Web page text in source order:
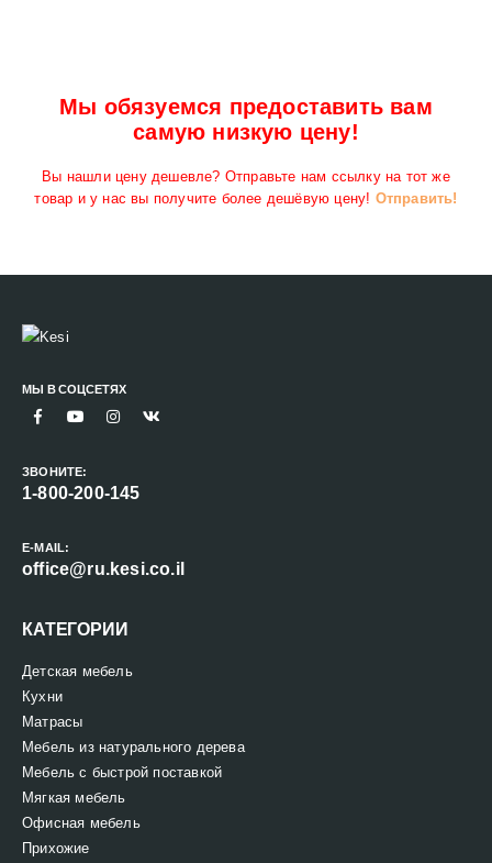
Мы обязуемся предоставить вам
самую низкую цену!
Вы нашли цену дешевле? Отправьте нам ссылку на тот же
товар и у нас вы получите более дешёвую цену! Отправить!
МЫ В СОЦСЕТЯХ
ЗВОНИТЕ:
1-800-200-145
E-MAIL:
office@ru.kesi.co.il
КАТЕГОРИИ
Детская мебель
Кухни
Матрасы
Мебель из натурального дерева
Мебель с быстрой поставкой
Мягкая мебель
Офисная мебель
Прихожие